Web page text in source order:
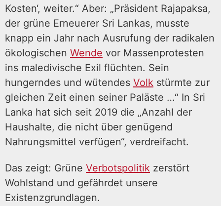
Kosten‘, weiter.“ Aber: „Präsident Rajapaksa,
der grüne Erneuerer Sri Lankas, musste
knapp ein Jahr nach Ausrufung der radikalen
ökologischen Wende vor Massenprotesten
ins maledivische Exil flüchten. Sein
hungerndes und wütendes Volk stürmte zur
gleichen Zeit einen seiner Paläste …“ In Sri
Lanka hat sich seit 2019 die „Anzahl der
Haushalte, die nicht über genügend
Nahrungsmittel verfügen“, verdreifacht.
Das zeigt: Grüne Verbotspolitik zerstört
Wohlstand und gefährdet unsere
Existenzgrundlagen.